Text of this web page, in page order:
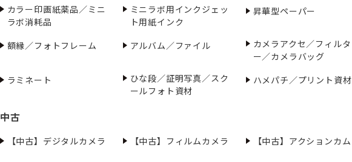
カラー印画紙薬品／ミニ
ラボ消耗品
ミニラボ用インクジェッ
ト用紙インク
昇華型ペーパー
額縁／フォトフレーム
アルバム／ファイル
カメラアクセ／フィルタ
ー／カメラバッグ
ラミネート
ひな段／証明写真／スク
ールフォト資材
ハメパチ／プリント資材
中古
【中古】デジタルカメラ 【中古】フィルムカメラ 【中古】アクションカム